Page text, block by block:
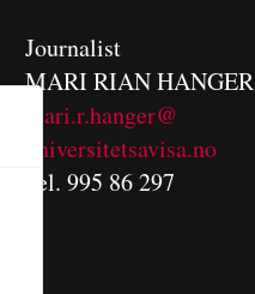
Journalist
MARI RIAN HANGER
mari.r.hanger@
universitetsavisa.no
Tel. 995 86 297